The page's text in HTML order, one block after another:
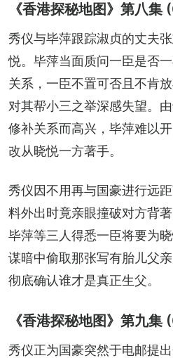
《香港探秘地图》第八集
秀仪与毕萍跟踪淑贞的丈夫
悦。毕萍当面质问一臣是否
关系，一臣不置可否且不肯
对其帮小三之举深感失望。
修补关系而高兴，毕萍难以
改从晓悦一方著手。
秀仪因不用再与国豪进行远
料外出时竟亲眼撞破对方背
毕萍等三人得悉一臣将要为
谋暗中偷取那张写有胎儿父
彻底确认谁才是真正生父。
《香港探秘地图》第九
秀仪正为国豪突然于电邮提